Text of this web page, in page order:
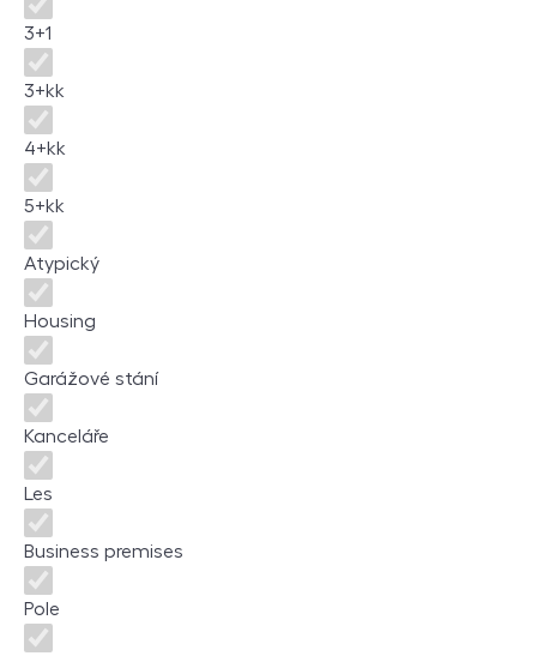
3+1
3+kk
4+kk
5+kk
Atypický
Housing
Garážové stání
Kanceláře
Les
Business premises
Pole